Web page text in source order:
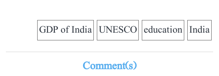
India
education
UNESCO
GDP of India
Comment(s)